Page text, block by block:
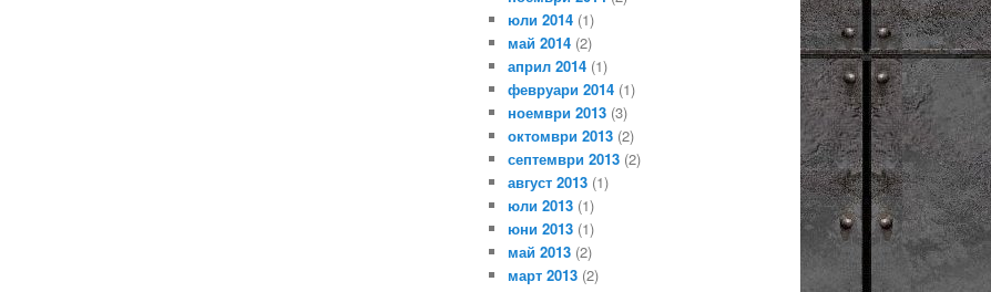
юли 2014 (1)
май 2014 (2)
април 2014 (1)
февруари 2014 (1)
ноември 2013 (3)
октомври 2013 (2)
септември 2013 (2)
август 2013 (1)
юли 2013 (1)
юни 2013 (1)
май 2013 (2)
март 2013 (2)